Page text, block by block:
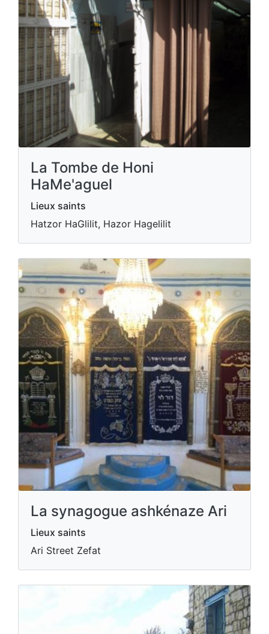
La Tombe de Honi
HaMe'aguel
Lieux saints
Hatzor HaGlilit, Hazor Hagelilit
La synagogue ashkénaze Ari
Lieux saints
Ari Street Zefat